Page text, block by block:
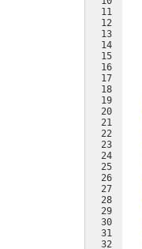
11
12
13
14
15
16
17
18
19
20
21
22
23
24
25
26
27
28
29
30
31
32